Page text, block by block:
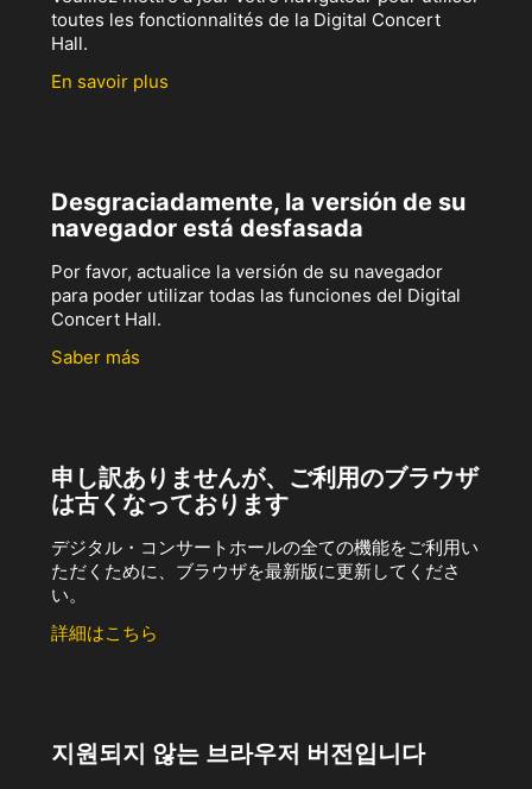
toutes les fonctionnalités de la Digital Concert
Hall.
En savoir plus
Desgraciadamente, la versión de su
navegador está desfasada
Por favor, actualice la versión de su navegador
para poder utilizar todas las funciones del Digital
Concert Hall.
Saber más
申し訳ありませんが、ご利用のブラウザ
は古くなっております
デジタル・コンサートホールの全ての機能をご利用い
ただくために、ブラウザを最新版に更新してくださ
い。
詳細はこちら
지원되지 않는 브라우저 버전입니다